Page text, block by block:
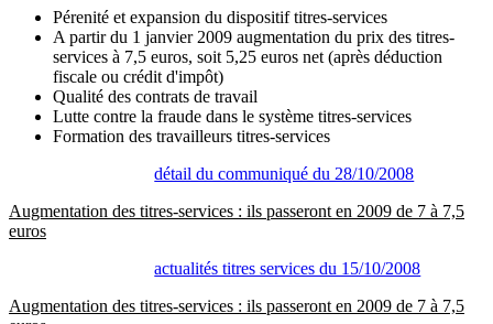
Pérenité et expansion du dispositif titres-services
A partir du 1 janvier 2009 augmentation du prix des titres-
services à 7,5 euros, soit 5,25 euros net (après déduction
fiscale ou crédit d'impôt)
Qualité des contrats de travail
Lutte contre la fraude dans le système titres-services
Formation des travailleurs titres-services
détail du communiqué du 28/10/2008
Augmentation des titres-services : ils passeront en 2009 de 7 à 7,5
euros
actualités titres services du 15/10/2008
Augmentation des titres-services : ils passeront en 2009 de 7 à 7,5